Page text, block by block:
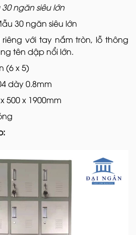
ngăn siêu lớn
30 ngăn siêu lớn
riêng với tay nắm tròn, lỗ thông
tên dập nổi lớn.
(6 x 5)
dày 0.8mm
500 x 1900mm